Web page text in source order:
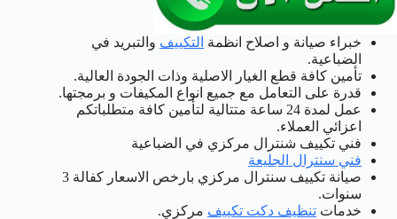
خبراء صيانة و اصلاح انظمة التكييف والتبريد في
الضباعية.
تأمين كافة قطع الغيار الاصلية وذات الجودة العالية.
قدرة على التعامل مع جميع انواع المكيفات و برمجتها.
عمل لمدة 24 ساعة متتالية لتأمين كافة متطلباتكم
اعزائي العملاء.
فني تكييف شنترال مركزي في الضباعية
فني سنترال الجليعة
صيانة تكييف سنترال مركزي بارخص الاسعار كفالة 3
سنوات.
خدمات تنظيف دكت تكييف مركزي.